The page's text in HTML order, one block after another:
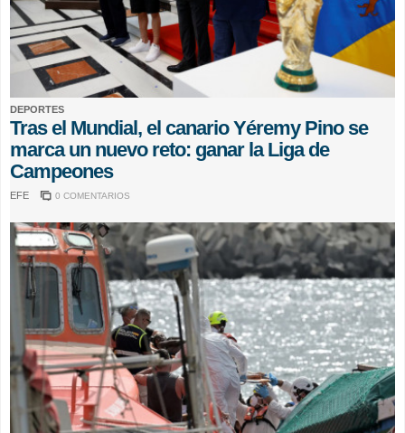
DEPORTES
Tras el Mundial, el canario Yéremy Pino se
marca un nuevo reto: ganar la Liga de
Campeones
EFE 0 COMENTARIOS